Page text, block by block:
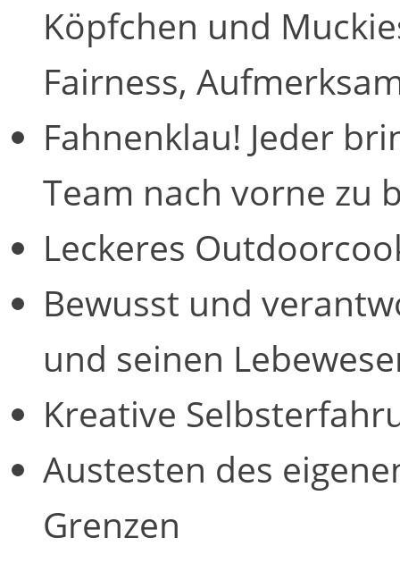
Köpfchen und
Fairness,
Fahnenklau! Jeder
Team nach vorne zu
Leckeres
Bewusst und
und seinen
Kreative
Austesten des
Grenzen